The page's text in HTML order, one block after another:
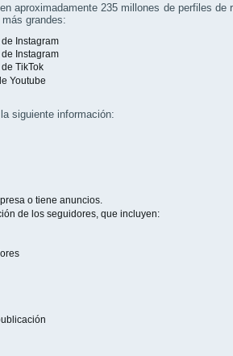
aproximadamente 235 millones de perfiles de
grandes:
Instagram
Instagram
TikTok
Youtube
siguiente información:
o tiene anuncios.
de los seguidores, que incluyen: